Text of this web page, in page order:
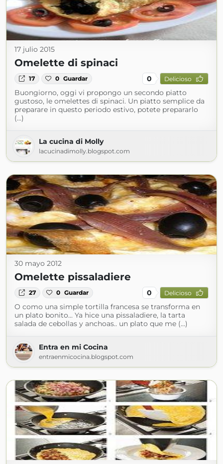
17 julio 2015
Omelette di spinaci
17 0 Guardar 0 Delicioso
Buongiorno, oggi vi propongo un secondo piatto
gustoso, le omelettes di spinaci. Un piatto semplice da
preparare in questo periodo estivo, potete prepararlo
(...)
La cucina di Molly
lacucinadimolly.blogspot.com
30 mayo 2012
Omelette pissaladiere
27 0 Guardar 0 Delicioso
O como una simple tortilla francesa se transforma en
un plato bonito... Ya hice una pissaladiere, la tarta
salada de cebollas y anchoas.. un plato que me (...)
Entra en mi Cocina
entraenmicocina.blogspot.com